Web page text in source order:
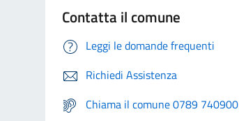
Contatta il comune
Leggi le domande frequenti
Richiedi Assistenza
Chiama il comune 0789 740900